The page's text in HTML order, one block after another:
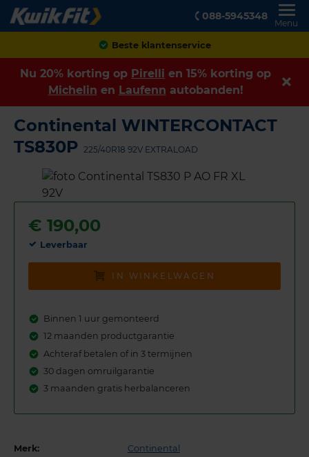
088-5945348
Menu
Achteraf betalen
Nu 20% korting op Pirelli en 15% korting op
Michelin en Laufenn autobanden!
Continental WINTERCONTACT
TS830P 225/40R18 92V EXTRALOAD
€ 190,00
Leverbaar
IN WINKELWAGEN
Binnen 1 uur gemonteerd
12 maanden productgarantie
Achteraf betalen of in 3 termijnen
30 dagen omruilgarantie
3 maanden gratis herbalanceren
Merk: Continental